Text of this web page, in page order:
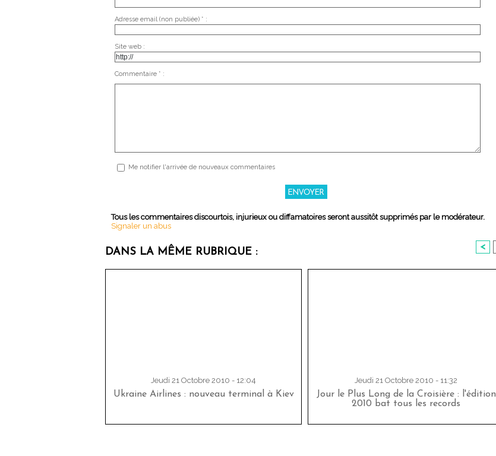
Adresse email (non publiée) * :
Site web :
Commentaire * :
Me notifier l'arrivée de nouveaux commentaires
Tous les commentaires discourtois, injurieux ou diffamatoires seront aussitôt supprimés par le modérateur.
Signaler un abus
DANS LA MÊME RUBRIQUE : <
Jeudi 21 Octobre 2010 - 12:04
Ukraine Airlines : nouveau terminal à Kiev
Jeudi 21 Octobre 2010 - 11:32
Jour le Plus Long de la Croisière : l'édition
2010 bat tous les records